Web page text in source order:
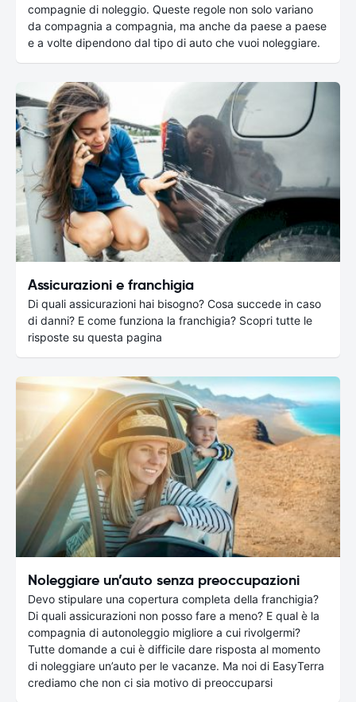
compagnie di noleggio. Queste regole non solo variano
da compagnia a compagnia, ma anche da paese a paese
e a volte dipendono dal tipo di auto che vuoi noleggiare.
Assicurazioni e franchigia
Di quali assicurazioni hai bisogno? Cosa succede in caso
di danni? E come funziona la franchigia? Scopri tutte le
risposte su questa pagina
Noleggiare un’auto senza preoccupazioni
Devo stipulare una copertura completa della franchigia?
Di quali assicurazioni non posso fare a meno? E qual è la
compagnia di autonoleggio migliore a cui rivolgermi?
Tutte domande a cui è difficile dare risposta al momento
di noleggiare un’auto per le vacanze. Ma noi di EasyTerra
crediamo che non ci sia motivo di preoccuparsi